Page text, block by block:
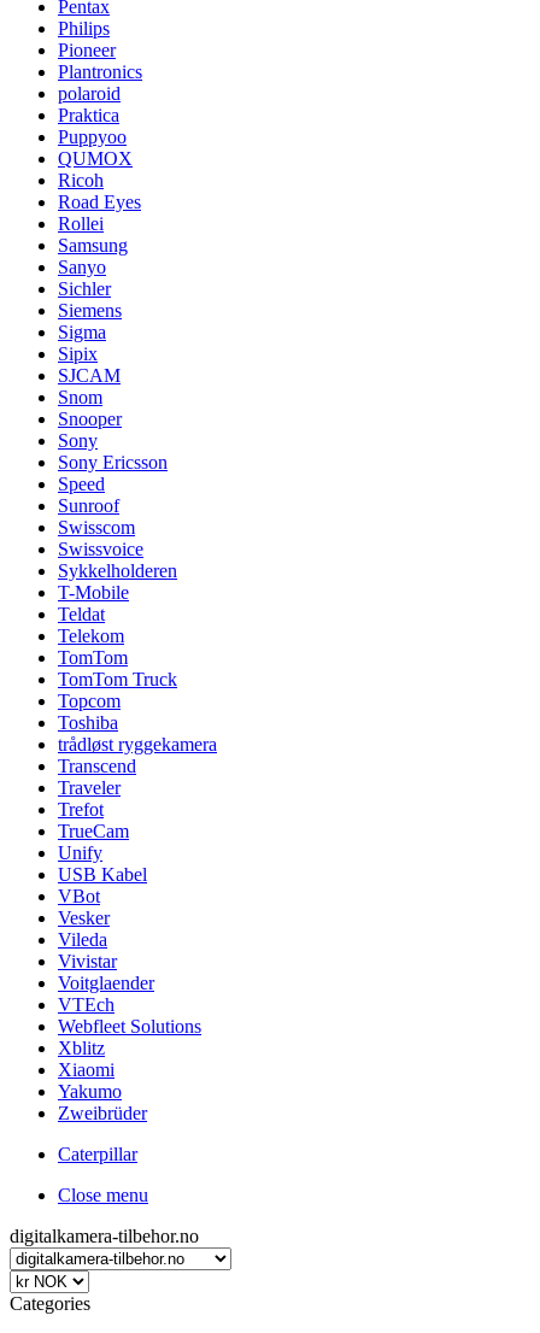
Pentax
Philips
Pioneer
Plantronics
polaroid
Praktica
Puppyoo
QUMOX
Ricoh
Road Eyes
Rollei
Samsung
Sanyo
Sichler
Siemens
Sigma
Sipix
SJCAM
Snom
Snooper
Sony
Sony Ericsson
Speed
Sunroof
Swisscom
Swissvoice
Sykkelholderen
T-Mobile
Teldat
Telekom
TomTom
TomTom Truck
Topcom
Toshiba
trådløst ryggekamera
Transcend
Traveler
Trefot
TrueCam
Unify
USB Kabel
VBot
Vesker
Vileda
Vivistar
Voitglaender
VTEch
Webfleet Solutions
Xblitz
Xiaomi
Yakumo
Zweibrüder
Caterpillar
Close menu
digitalkamera-tilbehor.no
Categories